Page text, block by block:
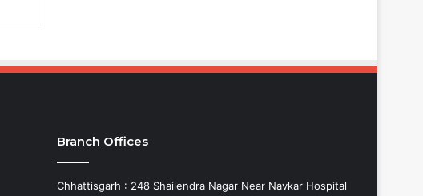
Branch Offices
Chhattisgarh : 248 Shailendra Nagar Near Navkar Hospital